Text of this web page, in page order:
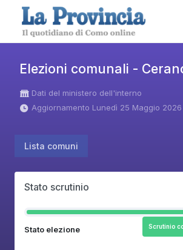
Elezioni comunali -
Dati del ministero dell'interno
Aggiornamento Lunedì 25 Maggio 2026
Lista comuni
Stato scrutinio
Stato elezione Scrutinio